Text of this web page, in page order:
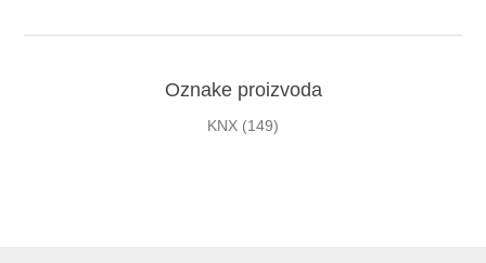
Oznake proizvoda
KNX (149)